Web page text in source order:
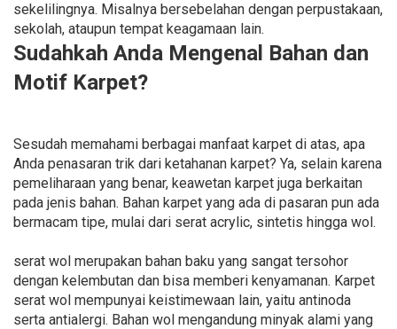
sekelilingnya. Misalnya bersebelahan dengan perpustakaan,
sekolah, ataupun tempat keagamaan lain.
Sudahkah Anda Mengenal Bahan dan
Motif Karpet?
Sesudah memahami berbagai manfaat karpet di atas, apa
Anda penasaran trik dari ketahanan karpet? Ya, selain karena
pemeliharaan yang benar, keawetan karpet juga berkaitan
pada jenis bahan. Bahan karpet yang ada di pasaran pun ada
bermacam tipe, mulai dari serat acrylic, sintetis hingga wol.
serat wol merupakan bahan baku yang sangat tersohor
dengan kelembutan dan bisa memberi kenyamanan. Karpet
serat wol mempunyai keistimewaan lain, yaitu antinoda
serta antialergi. Bahan wol mengandung minyak alami yang